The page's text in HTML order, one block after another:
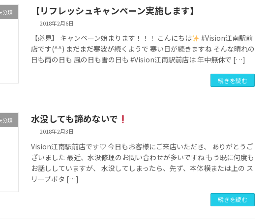
分類 【リフレッシュキャンペーン実施します】
2018年2月6日
【必見】 キャンペーン始まります！！！ こんにちは
#Vision江南駅前
店です(^^) まだまだ寒波が続くようで 寒い日が続きますね そんな晴れの
日も雨の日も 風の日も雪の日も #Vision江南駅前店は 年中無休で […]
続きを読む
分類 水没しても諦めないで
2018年2月3日
Vision江南駅前店です♡ 今日もお客様にご来店いただき、 ありがとうご
ざいました 最近、水没修理のお問い合わせが多いですね もう既に何度も
お話ししていますが、 水没してしまったら、先ず、本体横または上の ス
リープボタ […]
続きを読む